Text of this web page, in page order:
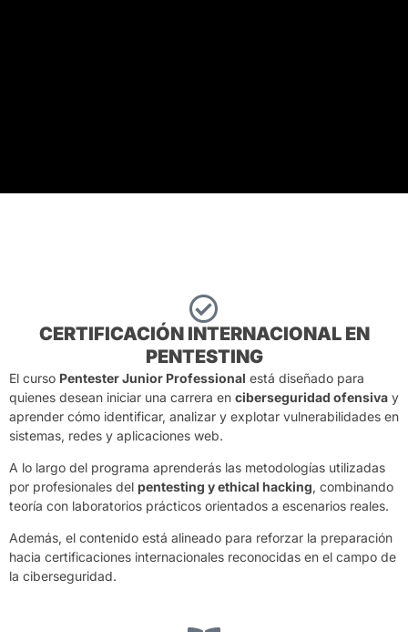
CERTIFICACIÓN INTERNACIONAL EN
PENTESTING
El curso Pentester Junior Professional está diseñado para
quienes desean iniciar una carrera en ciberseguridad ofensiva y
aprender cómo identificar, analizar y explotar vulnerabilidades en
sistemas, redes y aplicaciones web.
A lo largo del programa aprenderás las metodologías utilizadas
por profesionales del pentesting y ethical hacking, combinando
teoría con laboratorios prácticos orientados a escenarios reales.
Además, el contenido está alineado para reforzar la preparación
hacia certificaciones internacionales reconocidas en el campo de
la ciberseguridad.